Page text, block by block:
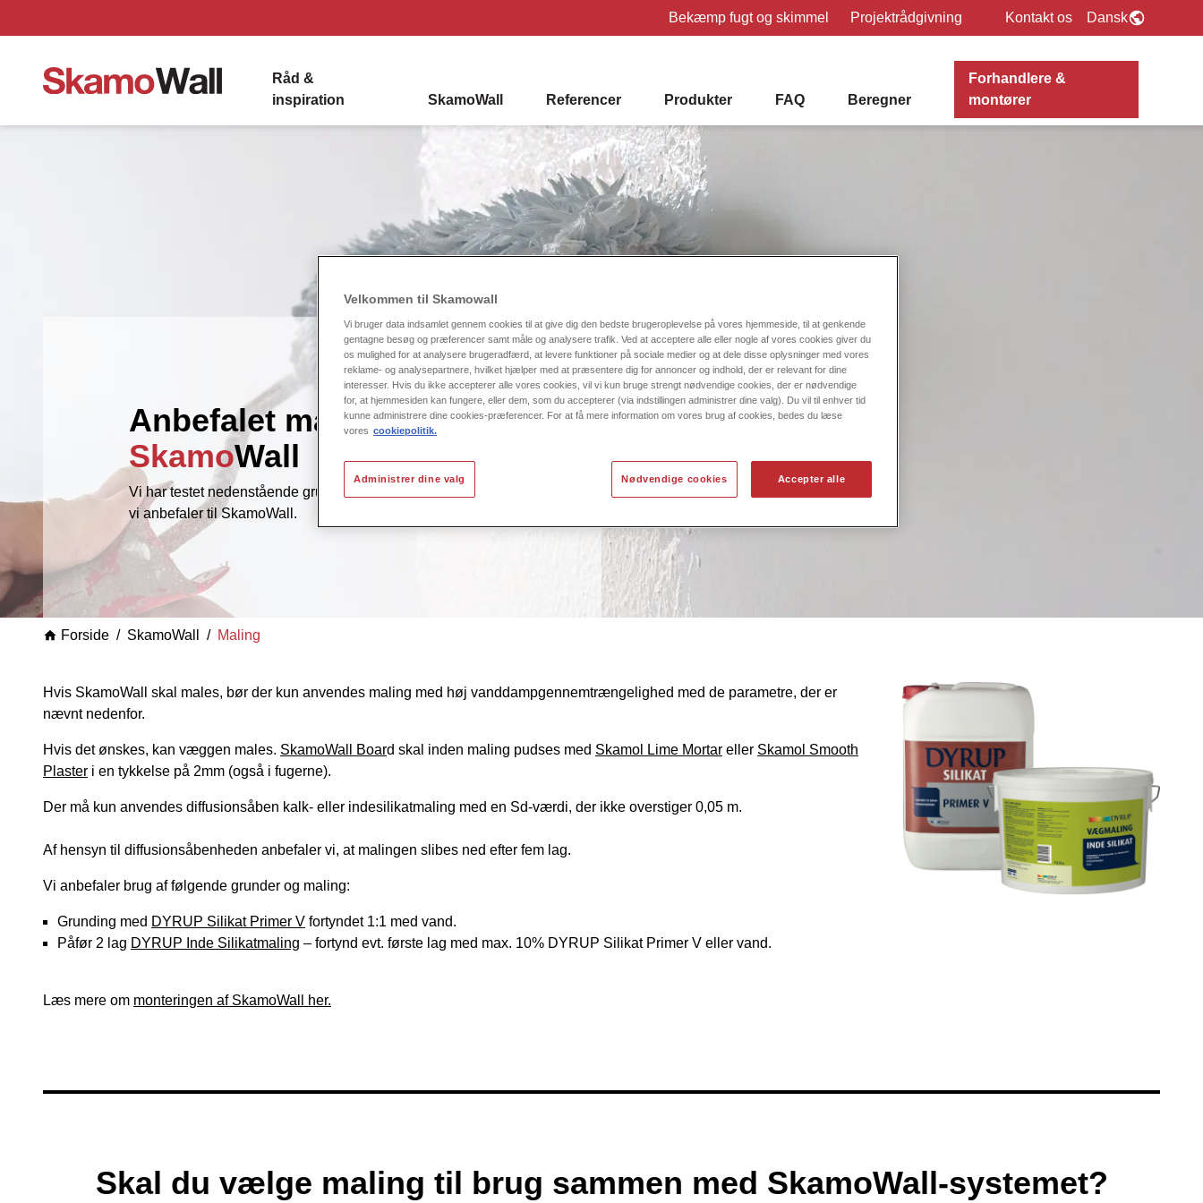
Bekæmp fugt og skimmel Projektrådgivning Kontakt os Dansk
Råd &
inspiration
SkamoWall Referencer Produkter FAQ Beregner
Forhandlere &
montører
Anbefalet maling til
SkamoWall
Vi har testet nedenstående grunder og maling fra PPG, som
vi anbefaler til SkamoWall.
Forside SkamoWall Maling
Hvis SkamoWall skal males, bør der kun anvendes maling med høj vanddampgennemtrængelighed med de parametre, der er
nævnt nedenfor.
Hvis det ønskes, kan væggen males. SkamoWall Board skal inden maling pudses med Skamol Lime Mortar eller Skamol Smooth
Plaster i en tykkelse på 2mm (også i fugerne).
Der må kun anvendes diffusionsåben kalk- eller indesilikatmaling med en Sd-værdi, der ikke overstiger 0,05 m.
Af hensyn til diffusionsåbenheden anbefaler vi, at malingen slibes ned efter fem lag.
Vi anbefaler brug af følgende grunder og maling:
Grunding med DYRUP Silikat Primer V fortyndet 1:1 med vand.
Påfør 2 lag DYRUP Inde Silikatmaling – fortynd evt. første lag med max. 10% DYRUP Silikat Primer V eller vand.
Læs mere om monteringen af SkamoWall her.
Skal du vælge maling til brug sammen med SkamoWall‑systemet?
Velkommen til Skamowall
Vi bruger data indsamlet gennem cookies til at give dig den bedste brugeroplevelse på vores hjemmeside, til at genkende
gentagne besøg og præferencer samt måle og analysere trafik. Ved at acceptere alle eller nogle af vores cookies giver du
os mulighed for at analysere brugeradfærd, at levere funktioner på sociale medier og at dele disse oplysninger med vores
reklame- og analysepartnere, hvilket hjælper med at præsentere dig for annoncer og indhold, der er relevant for dine
interesser. Hvis du ikke accepterer alle vores cookies, vil vi kun bruge strengt nødvendige cookies, der er nødvendige
for, at hjemmesiden kan fungere, eller dem, som du accepterer (via indstillingen administrer dine valg). Du vil til enhver tid
kunne administrere dine cookies-præferencer. For at få mere information om vores brug af cookies, bedes du læse
vores cookiepolitik.
Administrer dine valg Nødvendige cookies Accepter alle